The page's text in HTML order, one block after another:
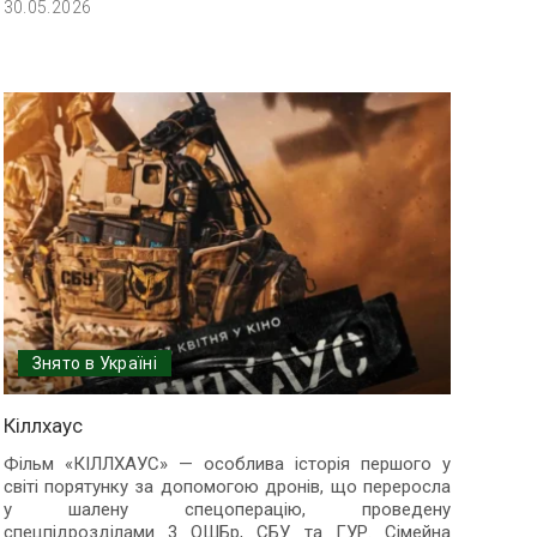
30.05.2026
Знято в Україні
Кіллхаус
Фільм «КІЛЛХАУС» — особлива історія першого у
світі порятунку за допомогою дронів, що переросла
у шалену спецоперацію, проведену
спецпідрозділами 3 ОШБр, СБУ та ГУР. Сімейна